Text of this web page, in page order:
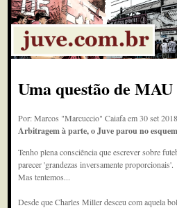
Uma questão de
Por: Marcos "Marcuccio" Caiafa em 30 set 2018
Arbitragem à parte, o Juve parou no
Tenho plena consciência que escrever sobre
parecer 'grandezas inversamente proporcionais'.
Mas tentemos...
Desde que Charles Miller desceu com aquela